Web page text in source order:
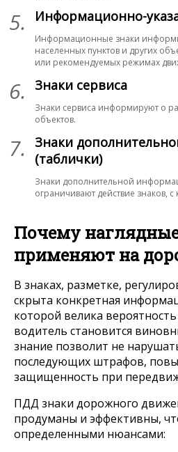
5. Информационно-
Информационные знаки
населенных пунктов и других
или рекомендуемых режимах
6. Знаки сервиса
Знаки сервиса информируют о
объектов.
7.
Знаки
(таблички)
Знаки дополнительной
ограничивают действие знаков,
Почему
применяют на
В знаках, разметке,
скрыта конкретная
которой велика
водитель становится
знание позволит не
последующих штрафов,
защищенность при
ПДД знаки дорожного
продуманы и эффективны,
определенными нюансами: